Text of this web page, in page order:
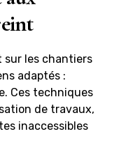
sur les chantiers
adaptés :
Ces techniques
de travaux,
inaccessibles